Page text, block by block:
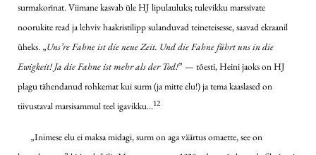
surmakorinat. Viimane kasvab üle HJ lipulauluks; tulevikku marssivate
noorukite read ja lehviv haakristilipp sulanduvad teineteisesse, saavad ekraanil
üheks. „Uns’re Fahne ist die neue Zeit. Und die Fahne führt uns in die
Ewigkeit! Ja die Fahne ist mehr als der Tod!” — tõesti, Heini jaoks on HJ
plagu tähendanud rohkemat kui surm (ja mitte elu!) ja tema kaaslased on
tiivustaval marsisammul teel igavikku…12
„Inimese elu ei maksa midagi, surm on aga väärtus omaette, see on